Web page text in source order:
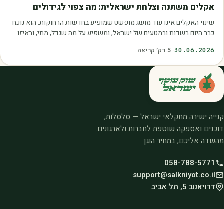
אקלים משתנה וצלחת ישראלית: מה צפוי לגידולים
שינוי האקלים אינו עוד מושג מופשט שמופיע בחדשות הרחוקות. הוא נוכח
כבר היום בשדות ובמטעים של ישראל, ומשפיע על מה שגדל, מתי, ובאיזו
30.06.2026
·
5 דק׳ קריאה
קנייה ישירה מחקלאי ישראל — סלסלות,
דוכנים ואספקה שוטפת לחברות ולארגונים.
מהשדה אליכם, במחיר הוגן.
058-788-5771
support@salkniyot.co.il
דרויאנוב 5, תל אביב